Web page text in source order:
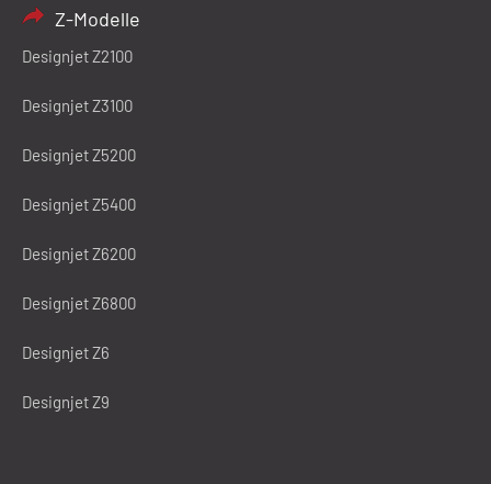
Z-Modelle
Designjet Z2100
Designjet Z3100
Designjet Z5200
Designjet Z5400
Designjet Z6200
Designjet Z6800
Designjet Z6
Designjet Z9